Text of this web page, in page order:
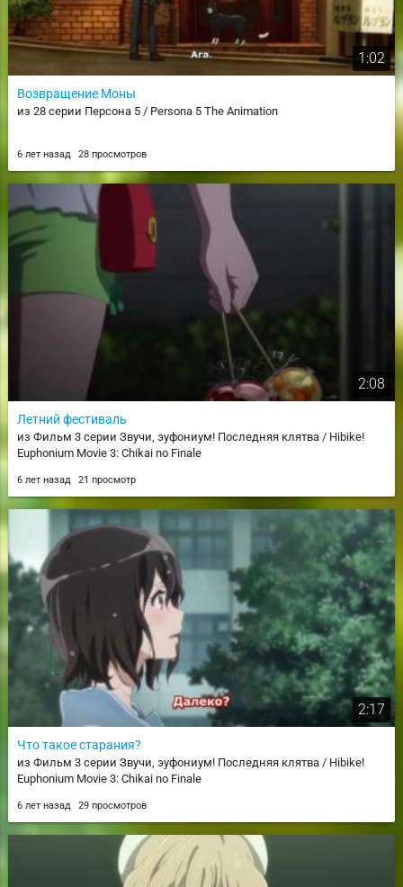
1:02
Возвращение Моны
из 28 серии Персона 5 / Persona 5 The Animation
6 лет назад 28 просмотров
2:08
Летний фестиваль
из Фильм 3 серии Звучи, эуфониум! Последняя клятва / Hibike!
Euphonium Movie 3: Chikai no Finale
6 лет назад 21 просмотр
2:17
Что такое старания?
из Фильм 3 серии Звучи, эуфониум! Последняя клятва / Hibike!
Euphonium Movie 3: Chikai no Finale
6 лет назад 29 просмотров